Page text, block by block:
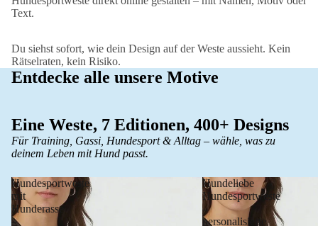
Text.
Du siehst sofort, wie dein Design auf der Weste aussieht. Kein
Rätselraten, kein Risiko.
Entdecke alle unsere Motive
Eine Weste, 7 Editionen, 400+ Designs
Für Training, Gassi, Hundesport & Alltag – wähle, was zu
deinem Leben mit Hund passt.
Hundesportweste
mit
Hunderasse
–
Hundeliebe
Hundesportweste
–
personalisierte